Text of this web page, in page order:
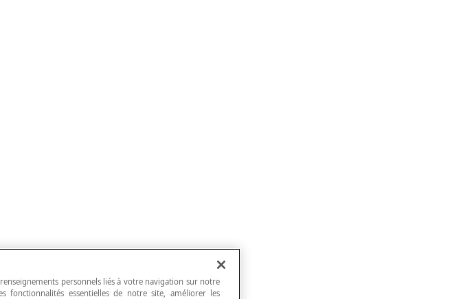
personnels liés à votre navigation sur notre
fonctionnalités essentielles de notre site, améliorer les